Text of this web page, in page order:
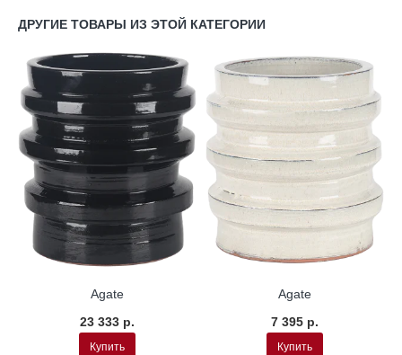
ДРУГИЕ ТОВАРЫ ИЗ ЭТОЙ КАТЕГОРИИ
Agate
23 333 р.
Купить
Agate
7 395 р.
Купить